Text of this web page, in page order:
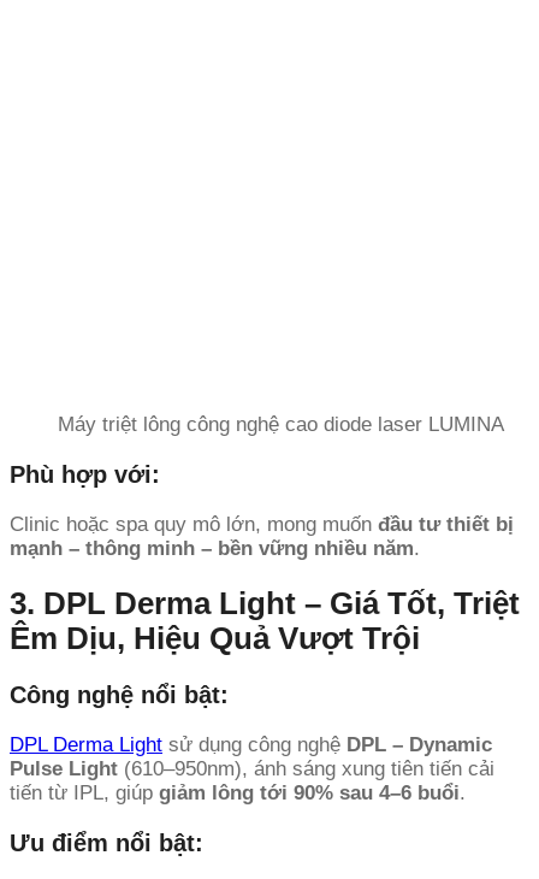
Máy triệt lông công nghệ cao diode laser LUMINA
Phù hợp với:
Clinic hoặc spa quy mô lớn, mong muốn đầu tư thiết bị
mạnh – thông minh – bền vững nhiều năm.
3. DPL Derma Light – Giá Tốt, Triệt
Êm Dịu, Hiệu Quả Vượt Trội
Công nghệ nổi bật:
DPL Derma Light sử dụng công nghệ DPL – Dynamic
Pulse Light (610–950nm), ánh sáng xung tiên tiến cải
tiến từ IPL, giúp giảm lông tới 90% sau 4–6 buổi.
Ưu điểm nổi bật: